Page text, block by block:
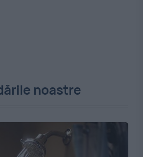
noastre